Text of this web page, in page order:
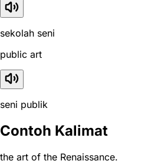
sekolah seni
public art
seni publik
Contoh Kalimat
the art of the Renaissance.